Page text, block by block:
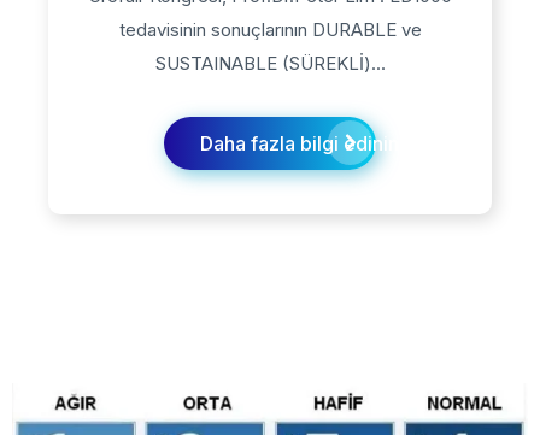
tedavisinin sonuçlarının DURABLE ve
SUSTAINABLE (SÜREKLİ)...
Daha fazla bilgi edinin